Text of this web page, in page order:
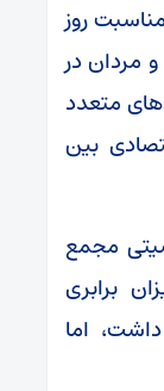
روز
مردان در
متعدد
بین
مجمع
میزان برابری
اما